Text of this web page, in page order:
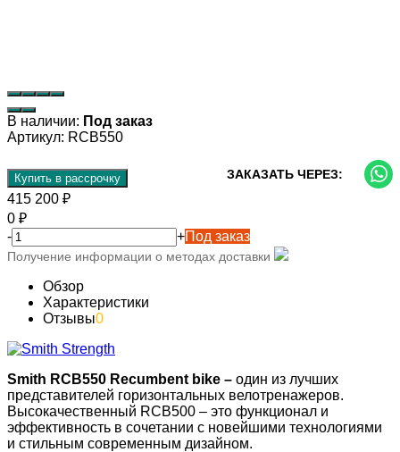
В наличии: Под заказ
Артикул: RCB550
Купить в рассрочку ЗАКАЗАТЬ ЧЕРЕЗ:
415 200 ₽
0 ₽
-
+Под заказ
Получение информации о методах доставки
Обзор
Характеристики
Отзывы0
Smith RCB550 Recumbent bike – один из лучших
представителей горизонтальных велотренажеров.
Высокачественный RCB500 – это функционал и
эффективность в сочетании с новейшими технологиями
и стильным современным дизайном.